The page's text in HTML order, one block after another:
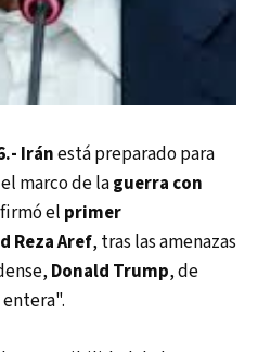
Iránestá preparado para
marco de laguerra con
el primer
Reza Aref, tras las amenazas
Donald Trump, de